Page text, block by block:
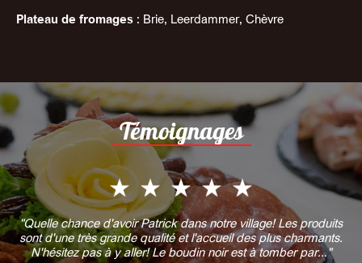
Plateau de fromages : Brie, Leerdammer, Chèvre
Témoignages
"Quelle chance d'avoir Patrick dans notre village! Les produits
sont d'une très grande qualité et l'accueil des plus charmants.
N'hésitez pas à y aller! Le boudin noir est à tomber par..."